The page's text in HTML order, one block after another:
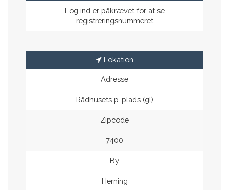
Log ind er påkrævet for at se
registreringsnummeret
Lokation
Adresse
Rådhusets p-plads (gl)
Zipcode
7400
By
Herning